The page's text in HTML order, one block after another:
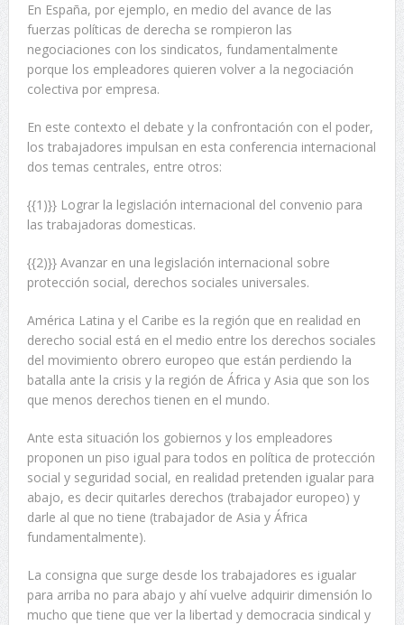
En España, por ejemplo, en medio del avance de las
fuerzas políticas de derecha se rompieron las
negociaciones con los sindicatos, fundamentalmente
porque los empleadores quieren volver a la negociación
colectiva por empresa.
En este contexto el debate y la confrontación con el poder,
los trabajadores impulsan en esta conferencia internacional
dos temas centrales, entre otros:
{{1)}} Lograr la legislación internacional del convenio para
las trabajadoras domesticas.
{{2)}} Avanzar en una legislación internacional sobre
protección social, derechos sociales universales.
América Latina y el Caribe es la región que en realidad en
derecho social está en el medio entre los derechos sociales
del movimiento obrero europeo que están perdiendo la
batalla ante la crisis y la región de África y Asia que son los
que menos derechos tienen en el mundo.
Ante esta situación los gobiernos y los empleadores
proponen un piso igual para todos en política de protección
social y seguridad social, en realidad pretenden igualar para
abajo, es decir quitarles derechos (trabajador europeo) y
darle al que no tiene (trabajador de Asia y África
fundamentalmente).
La consigna que surge desde los trabajadores es igualar
para arriba no para abajo y ahí vuelve adquirir dimensión lo
mucho que tiene que ver la libertad y democracia sindical y